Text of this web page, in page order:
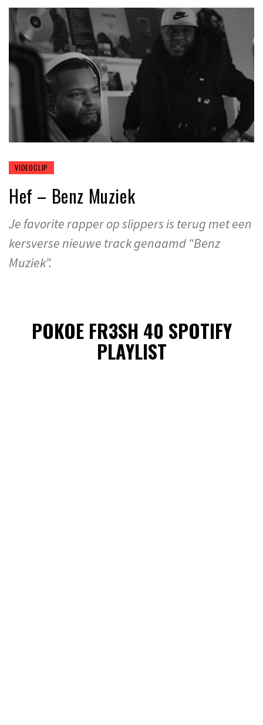
VIDEOCLIP
Hef – Benz Muziek
Je favorite rapper op slippers is terug met een
kersverse nieuwe track genaamd “Benz
Muziek”.
POKOE FR3SH 40 SPOTIFY
PLAYLIST